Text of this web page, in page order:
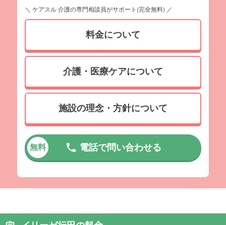
＼ ケアスル 介護の専門相談員がサポート(完全無料) ／
料金について
介護・医療ケアについて
施設の理念・方針について
無料 電話で問い合わせる